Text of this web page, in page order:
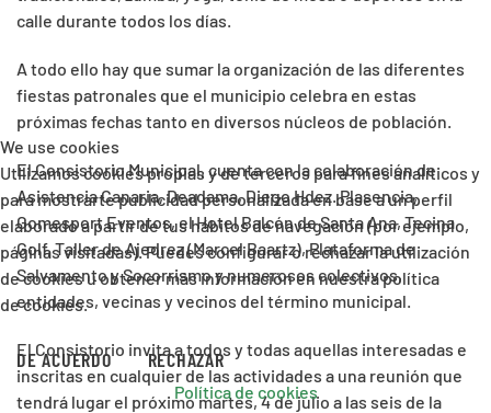
calle durante todos los días.
A todo ello hay que sumar la organización de las diferentes
fiestas patronales que el municipio celebra en estas
próximas fechas tanto en diversos núcleos de población.
El Consistorio Municipal, cuenta con la colaboración de
Asistencia Canaria, Deadama, Diego Hdez. Plasencia,
Gomesport Eventos, el Hotel Balcón de Santa Ana, Tecina
Golf, Taller de Ajedrez (Marcel Baartz), Plataforma de
Salvamento y Socorrismo y numerosos colectivos,
entidades, vecinas y vecinos del término municipal.
El Consistorio invita a todos y todas aquellas interesadas e
inscritas en cualquier de las actividades a una reunión que
tendrá lugar el próximo martes, 4 de julio a las seis de la
We use cookies
Utilizamos cookies propias y de terceros para fines analíticos y
para mostrarte publicidad personalizada en base a un perfil
elaborado a partir de tus hábitos de navegación (por ejemplo,
páginas visitadas). Puedes configurar o rechazar la utilización
de cookies u obtener más información en nuestra política
de cookies.
DE ACUERDO RECHAZAR
Política de cookies